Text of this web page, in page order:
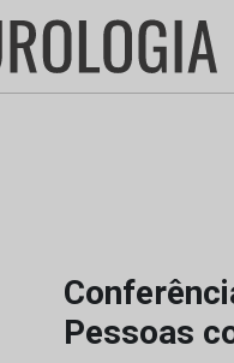
Pessoas